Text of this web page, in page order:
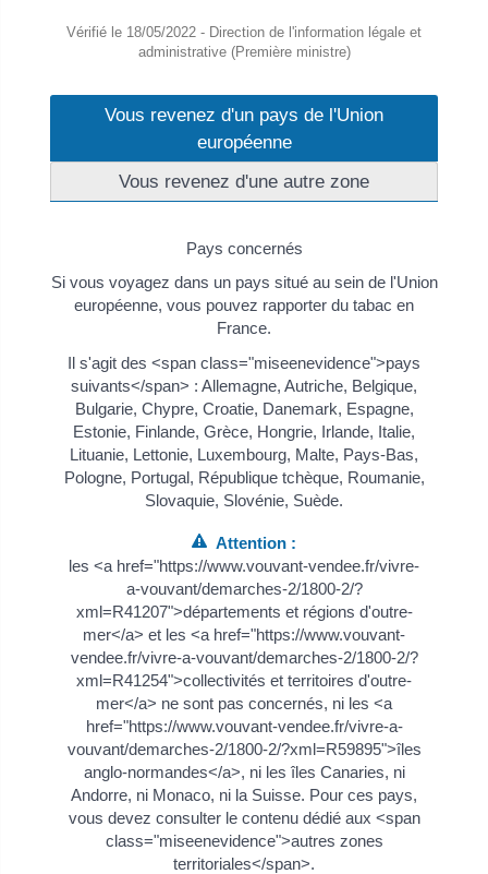
Vérifié le 18/05/2022 - Direction de l'information légale et
administrative (Première ministre)
Vous revenez d'un pays de l'Union
européenne
Vous revenez d'une autre zone
Pays concernés
Si vous voyagez dans un pays situé au sein de l'Union
européenne, vous pouvez rapporter du tabac en
France.
Il s'agit des <span class="miseenevidence">pays
suivants</span> : Allemagne, Autriche, Belgique,
Bulgarie, Chypre, Croatie, Danemark, Espagne,
Estonie, Finlande, Grèce, Hongrie, Irlande, Italie,
Lituanie, Lettonie, Luxembourg, Malte, Pays-Bas,
Pologne, Portugal, République tchèque, Roumanie,
Slovaquie, Slovénie, Suède.
Attention :
les <a href="https://www.vouvant-vendee.fr/vivre-
a-vouvant/demarches-2/1800-2/?
xml=R41207">départements et régions d'outre-
mer</a> et les <a href="https://www.vouvant-
vendee.fr/vivre-a-vouvant/demarches-2/1800-2/?
xml=R41254">collectivités et territoires d'outre-
mer</a> ne sont pas concernés, ni les <a
href="https://www.vouvant-vendee.fr/vivre-a-
vouvant/demarches-2/1800-2/?xml=R59895">îles
anglo-normandes</a>, ni les îles Canaries, ni
Andorre, ni Monaco, ni la Suisse. Pour ces pays,
vous devez consulter le contenu dédié aux <span
class="miseenevidence">autres zones
territoriales</span>.